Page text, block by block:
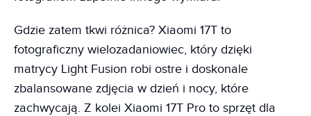
Gdzie zatem tkwi różnica? Xiaomi 17T to
fotograficzny wielozadaniowiec, który dzięki
matrycy Light Fusion robi ostre i doskonale
zbalansowane zdjęcia w dzień i nocy, które
zachwycają. Z kolei Xiaomi 17T Pro to sprzęt dla